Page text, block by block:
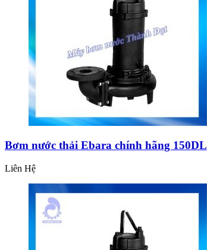
Bơm nước thải Ebara chính hãng 150DL
Liên Hệ